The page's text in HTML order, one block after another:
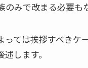
みで改まる必要も
ては挨拶すべきケ
します。